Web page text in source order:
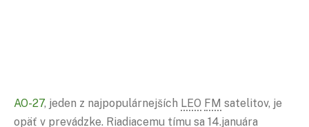
AO-27, jeden z najpopulárnejších LEO FM satelitov, je
opäť v prevádzke. Riadiacemu tímu sa 14.januára